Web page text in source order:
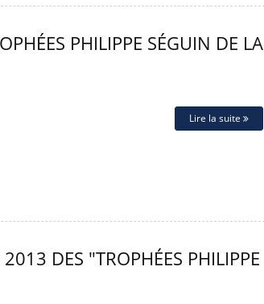
PHILIPPE SÉGUIN DE LA
Lire la suite
DES "TROPHÉES PHILIPPE